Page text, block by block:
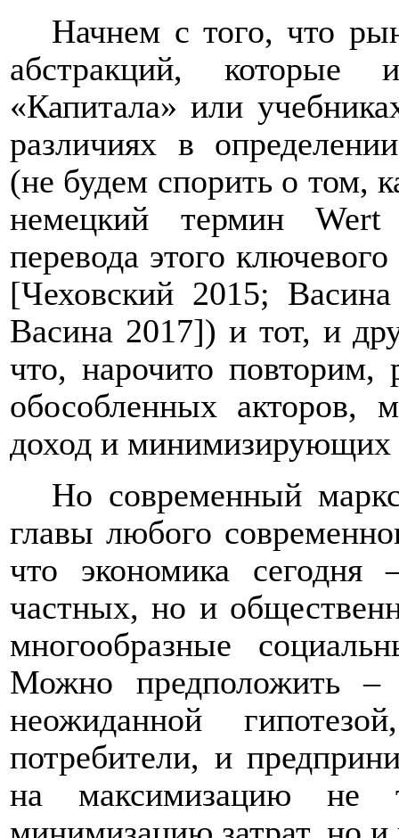
Начнем с того, что
абстракций,
«Капитала» или
различиях в
(не будем спорить о том,
немецкий термин
перевода этого
[Чеховский 2015;
Васина 2017]) и тот, и
что, нарочито
обособленных акторов,
доход и минимизирующих
Но современный
главы любого
что экономика сегодня
частных, но и
многообразные
Можно предположить
неожиданной
потребители, и
на максимизацию не